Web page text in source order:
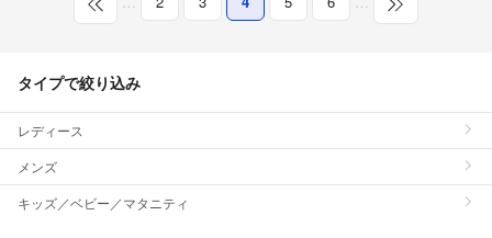
タイプで絞り込み
レディース
メンズ
キッズ／ベビー／マタニティ